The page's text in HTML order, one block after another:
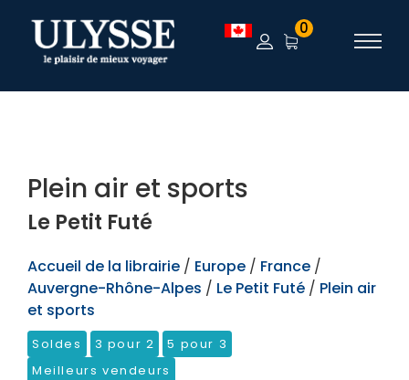
TEST 0
Plein air et sports
Le Petit Futé
Accueil de la librairie / Europe / France /
Auvergne-Rhône-Alpes / Le Petit Futé / Plein air
et sports
Soldes 3 pour 2
5 pour 3
Meilleurs vendeurs